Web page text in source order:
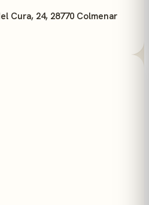
Cura, 24, 28770 Colmenar